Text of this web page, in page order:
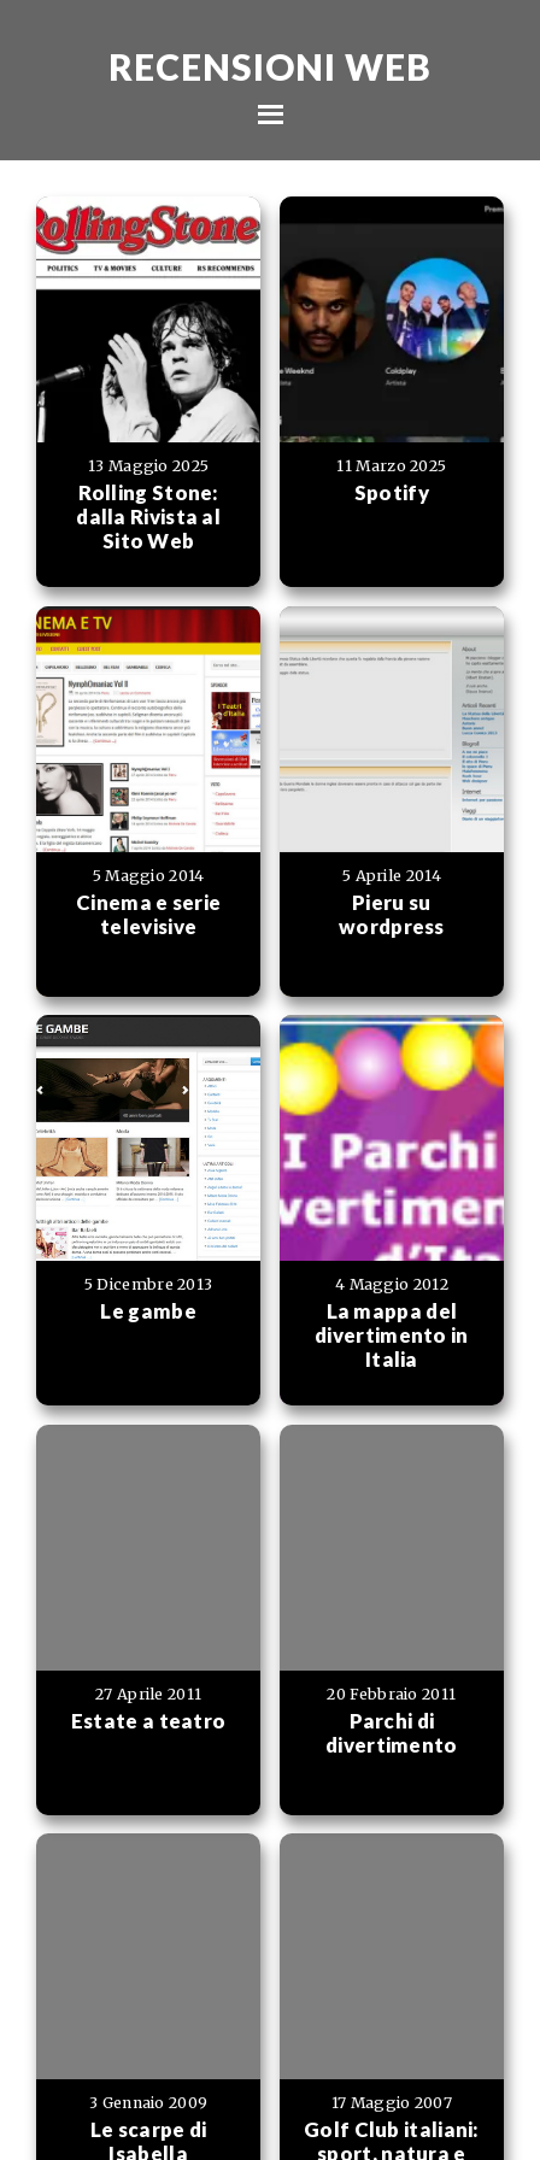
RECENSIONI WEB
13 Maggio 2025
Rolling Stone:
dalla Rivista al
Sito Web
11 Marzo 2025
Spotify
5 Maggio 2014
Cinema e serie
televisive
5 Aprile 2014
Pieru su
wordpress
5 Dicembre 2013
Le gambe
4 Maggio 2012
La mappa del
divertimento in
Italia
27 Aprile 2011
Estate a teatro
20 Febbraio 2011
Parchi di
divertimento
3 Gennaio 2009
Le scarpe di
Isabella
17 Maggio 2007
Golf Club italiani:
sport, natura e